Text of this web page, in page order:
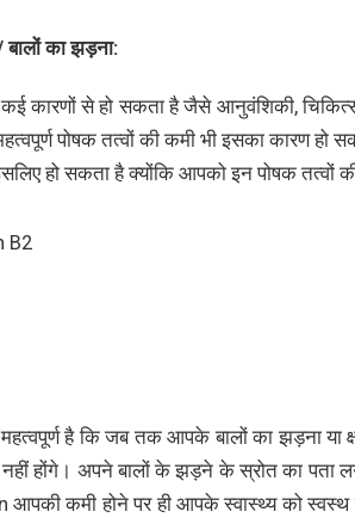
का झड़ना:
कारणों से हो सकता है जैसे आनुवंशिकी,
पोषक तत्वों की कमी भी इसका कारण
हो सकता है क्योंकि आपको इन पोषक तत्वों की
B2
महत्वपूर्ण है कि जब तक आपके बालों का झड़ना
होंगे। अपने बालों के झड़ने के स्रोत का पता
कमी होने पर ही आपके स्वास्थ्य को